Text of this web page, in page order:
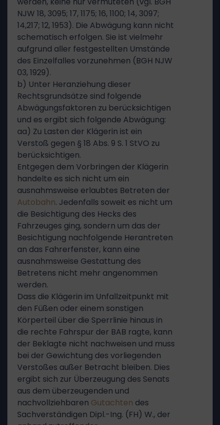
NJW 18, 3095; 17, 1175; 16, 1100; 14, 3097;
14,217; 12, 1953). Die Abwägung kann nicht
schematisch erfolgen. Sie ist vielmehr
aufgrund aller festgestellten Umstände
des Einzelfalles vorzunehmen (BGH NJW
03, 1929).
b) Unter Heranziehung dieser
Rechtsgrundsätze sind folgende
Abwägungsfaktoren zu berücksichtigen
und es ergibt sich folgende Abwägung:
aa) Zu Lasten der Klägerin ist ein
Verstoß gegen § 18 Abs. 9 S. 1 StVO zu
berücksichtigen.
Entgegen dem Vorbringen der Klägerin
handelte es sich nicht um ein
ausnahmsweise erlaubtes Betreten der
Autobahn. Jedenfalls soweit es nicht um
die Besichtigung des Hecks des
Fahrzeuges ging, sondern um das der
Besichtigung nachfolgende Herantreten
an das Fahrerfenster, kann eine
ausnahmsweise Gestattung des
Betretens nicht mehr angenommen
werden.
Dass die Klägerin im Unfallzeitpunkt mit
den Füßen oder einem sonstigen
Körperteil über die Sperrlinie hinaus in
die rechte Fahrspur der BAB ragte, kann
der Beklagte nicht nachweisen und muss
bei der Gewichtung des vorliegenden
Verstoßes außer Betracht bleiben. Dies
ergibt sich zur Überzeugung des Senats
aus dem überzeugenden und
nachvollziehbaren Gutachten des
Sachverständigen Dipl.-Ing. (FH) W., der